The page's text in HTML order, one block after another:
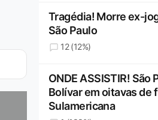
Tragédia! Morre ex-
São Paulo
12 (12%)
ONDE ASSISTIR! São
Bolívar em oitavas de
Sulamericana